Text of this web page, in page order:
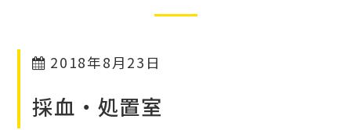
2018年8月23日
採血・処置室